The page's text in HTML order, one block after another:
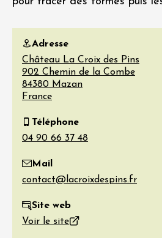
Adresse
Château La Croix des Pins
902 Chemin de la Combe
84380 Mazan
France
Téléphone
Mail
Site web
Voir le site